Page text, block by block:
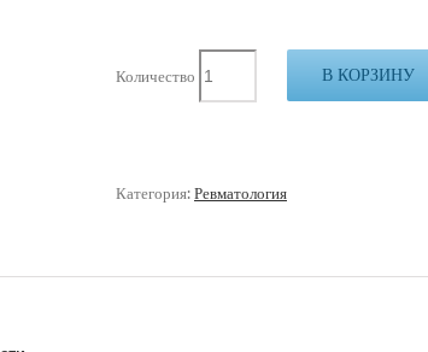
Количество В КОРЗИНУ
Категория:Ревматология